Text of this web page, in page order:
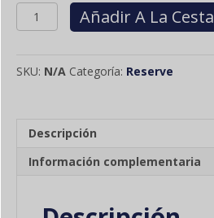
Cantidad
INTERNATIONAL
CODE
Añadir A La Cesta
SKU: N/A Categoría: Reserve
Descripción
Información complementaria